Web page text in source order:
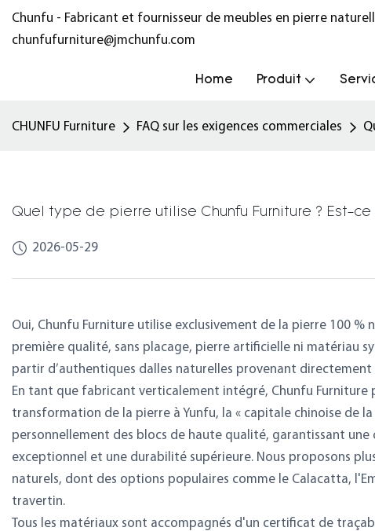
Chunfu - Fabricant et fournisseur de meubles en pierre
chunfufurniture@jmchunfu.com
Home Produit
CHUNFU Furniture FAQ sur les exigences commerciales
Quel type de pierre utilise Chunfu Furniture ? Est-
2026-05-29
Oui, Chunfu Furniture utilise exclusivement de la pierre 100
première qualité, sans placage, pierre artificielle ni matériau
partir d’authentiques dalles naturelles provenant directement
En tant que fabricant verticalement intégré, Chunfu Furniture
transformation de la pierre à Yunfu, la « capitale chinoise de
personnellement des blocs de haute qualité, garantissant une
exceptionnel et une durabilité supérieure. Nous proposons
naturels, dont des options populaires comme le Calacatta,
travertin.
Tous les matériaux sont accompagnés d'un certificat de